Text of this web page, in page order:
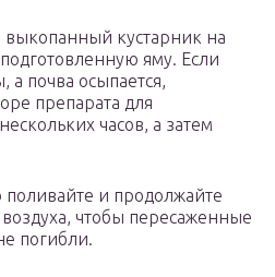
кустарник на
яму. Если
почва осыпается,
препарата для
часов, а затем
поливайте и продолжайте
чтобы пересаженные
погибли.